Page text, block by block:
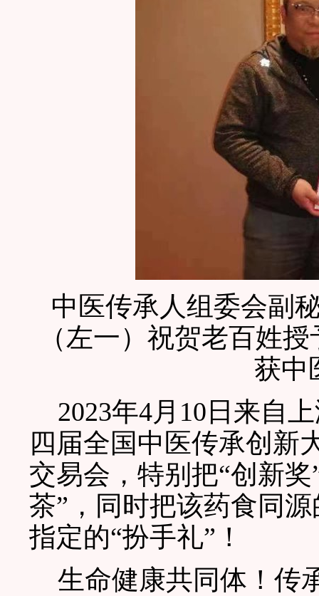
中医传承人组委会副
（左一）祝贺老百姓
获中
2023年4月10日来自
四届全国中医传承创新
交易会，特别把“创新
茶”，同时把该药食同
指定的“扮手礼”！
生命健康共同体！传